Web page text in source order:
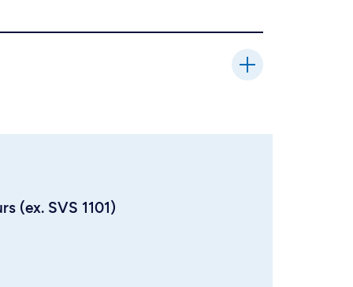
(ex. SVS 1101)